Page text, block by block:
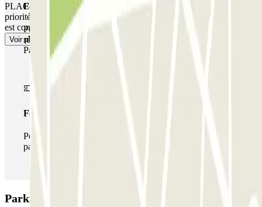
PLACE NON GARANTIE DANS CE PARKING. Il n'y a pas de
priorité d'entrée, vous devrez faire la queue ou attendre si le parking
est complet.
Voir plus
Forfait de stationnement multiple
Pendant votre séjour, vous pouvez utiliser l'ensemble du
réseau de parkings de cet opérateur disponible sur
Parclick.
Forfait illimité
Pendant votre séjour, vous pouvez entrer et sortir du
parking aussi souvent que vous le souhaitez.
Parking INDIGO Duvergé: Avis